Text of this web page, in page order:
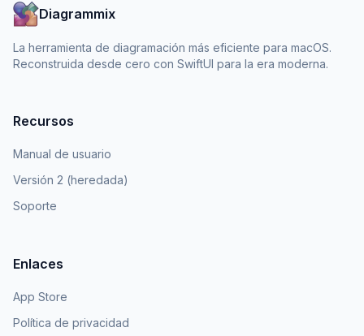
Diagrammix
La herramienta de diagramación más eficiente para macOS.
Reconstruida desde cero con SwiftUI para la era moderna.
Recursos
Manual de usuario
Versión 2 (heredada)
Soporte
Enlaces
App Store
Política de privacidad